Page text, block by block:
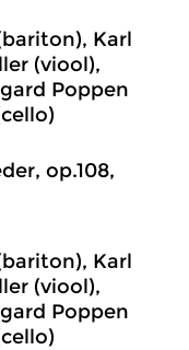
Karl
(viool),
Poppen
op.108,
Karl
(viool),
Poppen